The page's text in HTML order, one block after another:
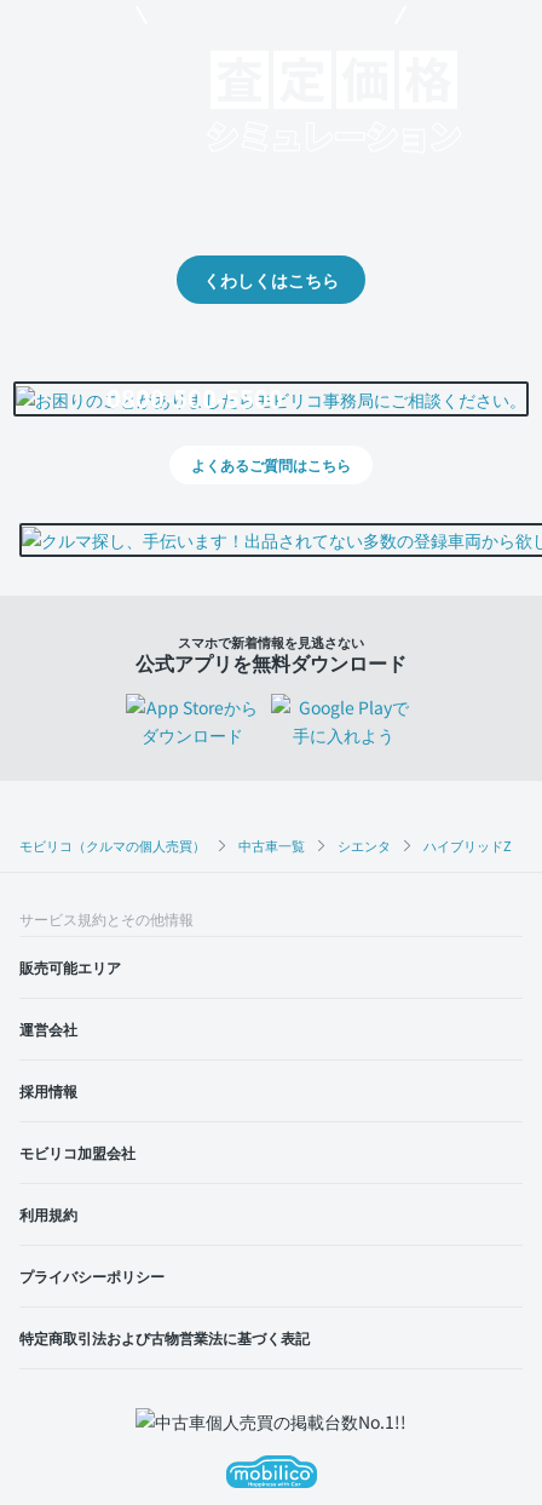
モビリコ（クルマの個人売買） 中古車一覧 シエンタ ハイブリッドZ
くわしくはこちら
0800-500-5500
よくあるご質問はこちら
スマホで新着情報を見逃さない
公式アプリを無料ダウンロード
サービス規約とその他情報
販売可能エリア
運営会社
採用情報
モビリコ加盟会社
利用規約
プライバシーポリシー
特定商取引法および古物営業法に基づく表記